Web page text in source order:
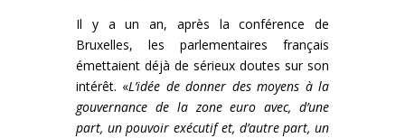
Il y a un an, après la conférence de
Bruxelles, les parlementaires français
émettaient déjà de sérieux doutes sur son
intérêt. «L’idée de donner des moyens à la
gouvernance de la zone euro avec, d’une
part, un pouvoir exécutif et, d’autre part, un